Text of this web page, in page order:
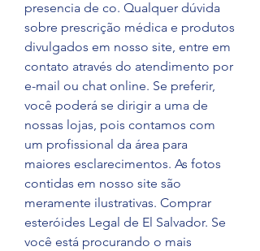
presencia de co. Qualquer dúvida
sobre prescrição médica e produtos
divulgados em nosso site, entre em
contato através do atendimento por
e-mail ou chat online. Se preferir,
você poderá se dirigir a uma de
nossas lojas, pois contamos com
um profissional da área para
maiores esclarecimentos. As fotos
contidas em nosso site são
meramente ilustrativas. Comprar
esteróides Legal de El Salvador. Se
você está procurando o mais